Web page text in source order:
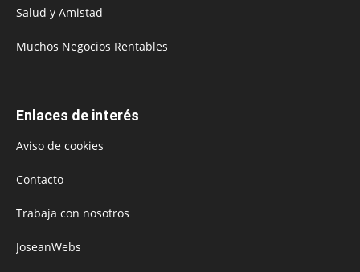
Salud y Amistad
Muchos Negocios Rentables
Enlaces de interés
Aviso de cookies
Contacto
Trabaja con nosotros
JoseanWebs